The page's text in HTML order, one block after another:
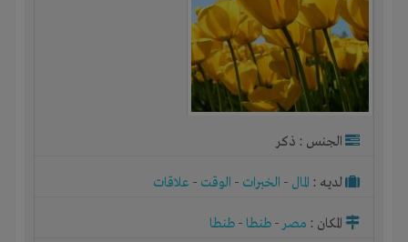
الجنس : ذكر
لديـه : المال - الخبرات - الوقت - علاقات
المكان : مصر- طنطا - طنطا